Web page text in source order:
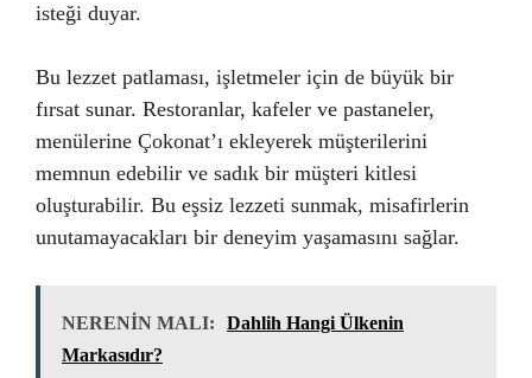
isteği duyar.
Bu lezzet patlaması, işletmeler için de büyük bir
fırsat sunar. Restoranlar, kafeler ve pastaneler,
menülerine Çokonat’ı ekleyerek müşterilerini
memnun edebilir ve sadık bir müşteri kitlesi
oluşturabilir. Bu eşsiz lezzeti sunmak, misafirlerin
unutamayacakları bir deneyim yaşamasını sağlar.
NERENİN MALI:
Dahlih Hangi Ülkenin
Markasıdır?